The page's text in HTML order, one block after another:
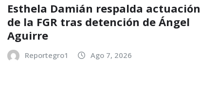
Esthela Damián respalda actuación
de la FGR tras detención de Ángel
Aguirre
Reportegro1 Ago 7, 2026